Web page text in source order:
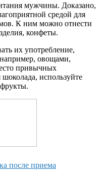
мужчины. Доказано,
средой для
К ним можно отнести
конфеты.
их употребление,
овощами,
привычных
используйте
после приема